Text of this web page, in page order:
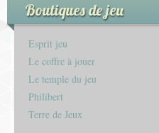
Boutiques de jeu
Esprit jeu
Le coffre à jouer
Le temple du jeu
Philibert
Terre de Jeux